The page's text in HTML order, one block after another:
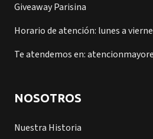
Giveaway Parisina
Horario de atención: lunes a
Te atendemos en:
NOSOTROS
Nuestra Historia